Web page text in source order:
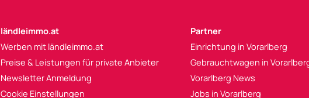
ländleimmo.at
Werben mit ländleimmo.at
Preise & Leistungen für private Anbieter
Newsletter Anmeldung
Cookie Einstellungen
Partner
Einrichtung in Vorarlberg
Gebrauchtwagen in
Vorarlberg News
Jobs in Vorarlberg